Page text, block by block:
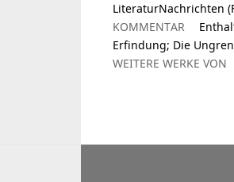
LiteraturNachrichten
KOMMENTAR
Erfindung; Die
WEITERE WERKE VON